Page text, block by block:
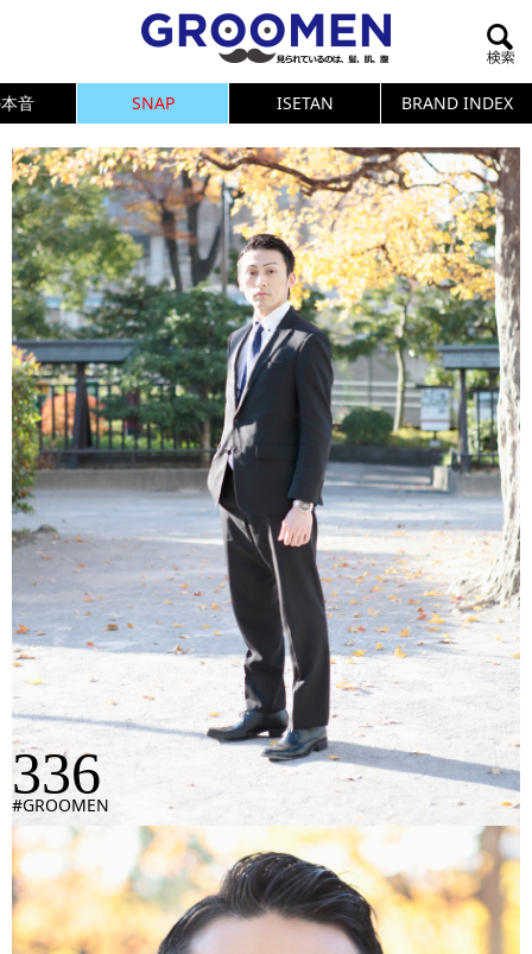
音 SNAP ISETAN BRAND INDEX
336
#GROOMEN